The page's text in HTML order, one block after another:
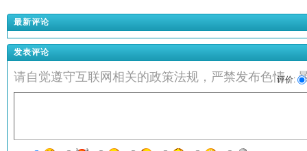
最新评论
发表评论
请自觉遵守互联网相关的政策法规，严禁发布色情、
评价: